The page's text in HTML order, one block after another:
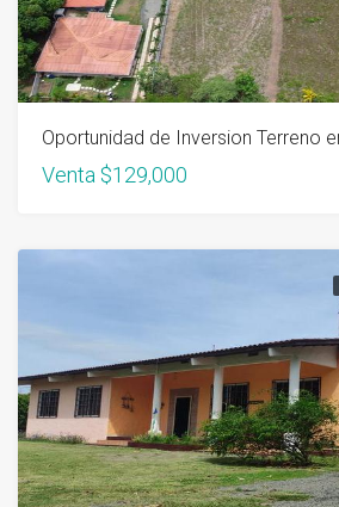
Venta $129,000